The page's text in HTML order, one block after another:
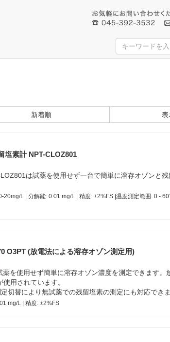
新着順 表
塩素計 NPT-CLOZ801
は試薬を使用せず一台で簡単に溶存オゾンと
20mg/L | 分解能: 0.01 mg/L | 精度: ±2%FS |温度測定範囲: 0 -
O3PT (放電法による溶存オゾン測定用)
を使用せず簡単に溶存オゾン濃度を測定できます。
用されています。
切替により無試薬での残留塩素の測定にも対応できま
mg/L | 精度: ±2%FS